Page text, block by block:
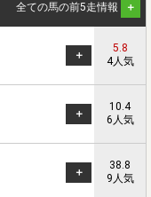
全ての馬の前5走情報
5.8
4人気
10.4
6人気
38.8
9人気